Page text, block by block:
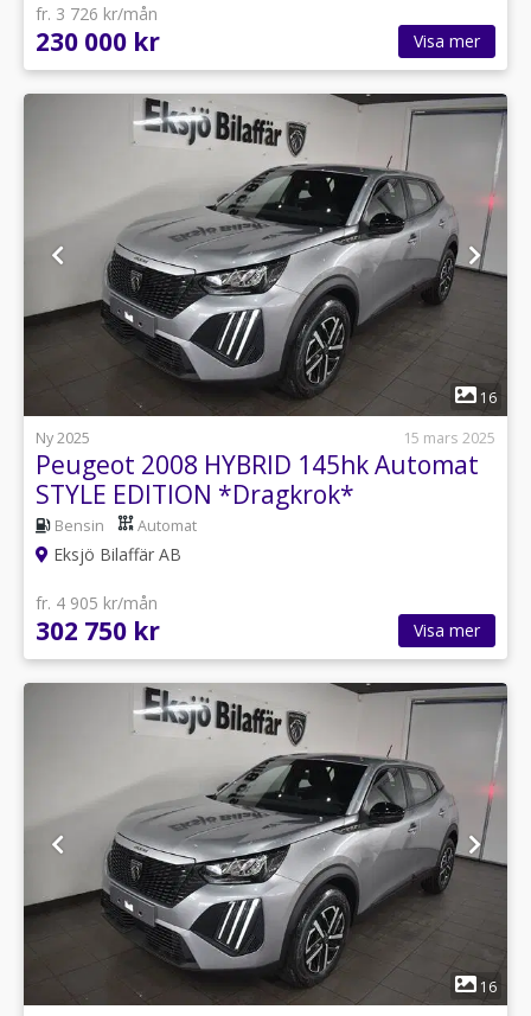
fr. 3 726 kr/mån
230 000 kr Visa mer
1
16
Ny 2025
15 mars 2025
Peugeot 2008 HYBRID 145hk Automat
STYLE EDITION *Dragkrok*
Bensin Automat
Eksjö Bilaffär AB
fr. 4 905 kr/mån
302 750 kr Visa mer
1
16